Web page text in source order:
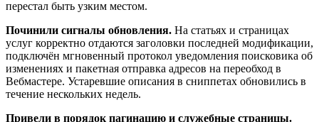
перестал быть узким местом.
Починили сигналы обновления. На статьях и страницах
услуг корректно отдаются заголовки последней модификации,
подключён мгновенный протокол уведомления поисковика об
изменениях и пакетная отправка адресов на переобход в
Вебмастере. Устаревшие описания в сниппетах обновились в
течение нескольких недель.
Привели в порядок пагинацию и служебные страницы.